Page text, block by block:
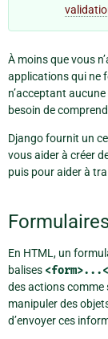
À moins que vous
applications qui ne
n’acceptant
besoin de
Django fournit un
vous aider à créer
puis pour aider à
En HTML, un
balises
des actions comme
manipuler des
d’envoyer ces